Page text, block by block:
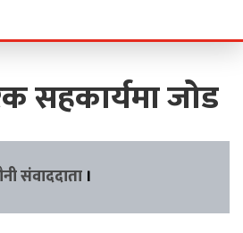
सहकार्यमा जोड
संवाददाता ।